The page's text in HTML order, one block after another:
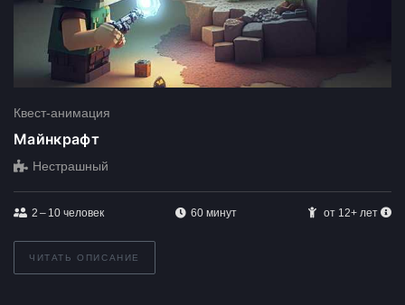
Квест-анимация
Майнкрафт
Нестрашный
2 – 10 человек 60 минут от 12+ лет
ЧИТАТЬ ОПИСАНИЕ